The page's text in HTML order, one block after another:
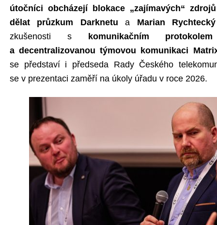
útočníci obcházejí blokace „zajímavých“
dělat průzkum Darknetu a Marian Rychtecký
zkušenosti s
komunikačním
a decentralizovanou týmovou komunikaci
se představí i předseda Rady Českého
se v prezentaci zaměří na úkoly úřadu v roce 2026.